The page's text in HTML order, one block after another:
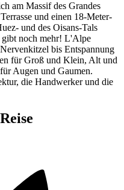
am Massif des Grandes
und einen 18-Meter-
und des Oisans-Tals
gibt noch mehr! L'Alpe
bis Entspannung
für Groß und Klein, Alt und
Augen und Gaumen.
die Handwerker und die